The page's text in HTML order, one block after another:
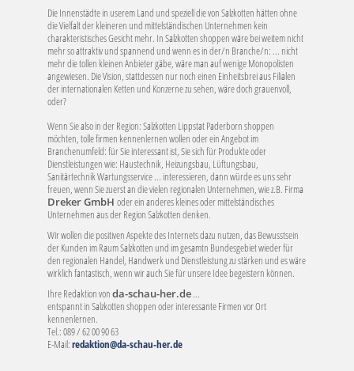
Die Innenstädte in userem Land und speziell die von Salzkotten hätten ohne
die Vielfalt der kleineren und mittelständischen Unternehmen kein
charakteristisches Gesicht mehr. In Salzkotten shoppen wäre bei weitem nicht
mehr so attraktiv und spannend und wenn es in der/n Branche/n: ... nicht
mehr die tollen kleinen Anbieter gäbe, wäre man auf wenige Monopolisten
angewiesen. Die Vision, stattdessen nur noch einen Einheitsbrei aus Filialen
der internationalen Ketten und Konzerne zu sehen, wäre doch grauenvoll,
oder?
Wenn Sie also in der Region: Salzkotten Lippstat Paderborn shoppen
möchten, tolle firmen kennenlernen wollen oder ein Angebot im
Branchenumfeld: für Sie interessant ist, Sie sich für Produkte oder
Dienstleistungen wie: Haustechnik, Heizungsbau, Lüftungsbau,
Sanitärtechnik Wartungsservice ... interessieren, dann würde es uns sehr
freuen, wenn Sie zuerst an die vielen regionalen Unternehmen, wie z.B. Firma
Dreker GmbH oder ein anderes kleines oder mittelständisches
Unternehmen aus der Region Salzkotten denken.
Wir wollen die positiven Aspekte des Internets dazu nutzen, das Bewusstsein
der Kunden im Raum Salzkotten und im gesamtn Bundesgebiet wieder für
den regionalen Handel, Handwerk und Dienstleistung zu stärken und es wäre
wirklich fantastisch, wenn wir auch Sie für unsere Idee begeistern können.
Ihre Redaktion vonda-schau-her.de...
entspannt in Salzkotten shoppen oder interessante Firmen vor Ort
kennenlernen.
Tel.: 089 / 62 00 90 63
E-Mail:redaktion@da-schau-her.de